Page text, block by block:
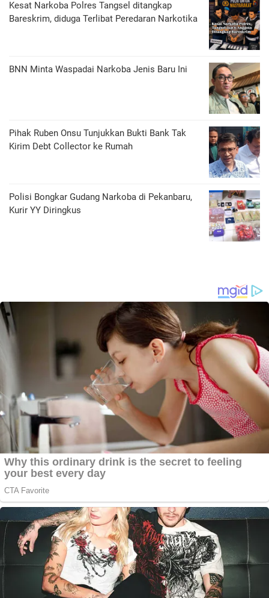
Kesat Narkoba Polres Tangsel ditangkap
Bareskrim, diduga Terlibat Peredaran Narkotika
BNN Minta Waspadai Narkoba Jenis Baru Ini
Pihak Ruben Onsu Tunjukkan Bukti Bank Tak
Kirim Debt Collector ke Rumah
Polisi Bongkar Gudang Narkoba di Pekanbaru,
Kurir YY Diringkus